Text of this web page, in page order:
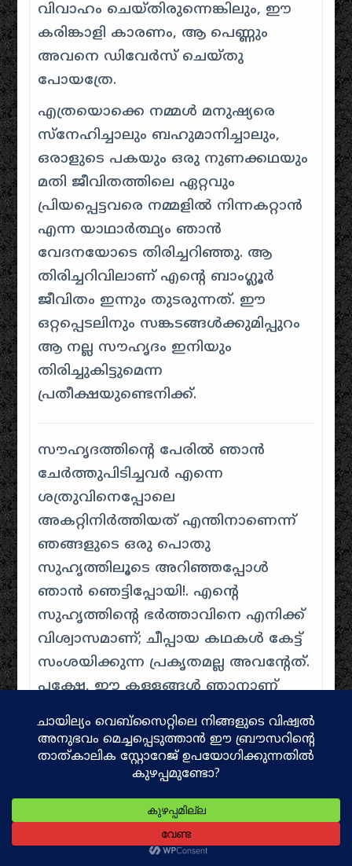
വിവാഹം ചെയ്തിരുന്നെങ്കിലും, ഈ
കരിങ്കാളി കാരണം, ആ പെണ്ണും
അവനെ ഡിവേർസ് ചെയ്തു
പോയത്രേ.
എത്രയൊക്കെ നമ്മൾ മനുഷ്യരെ
സ്നേഹിച്ചാലും ബഹുമാനിച്ചാലും,
ഒരാളുടെ പകയും ഒരു നുണക്കഥയും
മതി ജീവിതത്തിലെ ഏറ്റവും
പ്രിയപ്പെട്ടവരെ നമ്മളിൽ നിന്നകറ്റാൻ
എന്ന യാഥാർത്ഥ്യം ഞാൻ
വേദനയോടെ തിരിച്ചറിഞ്ഞു. ആ
തിരിച്ചറിവിലാണ് എൻ്റെ ബാംഗ്ലൂർ
ജീവിതം ഇന്നും തുടരുന്നത്. ഈ
ഒറ്റപ്പെടലിനും സങ്കടങ്ങൾക്കുമിപ്പുറം
ആ നല്ല സൗഹൃദം ഇനിയും
തിരിച്ചുകിട്ടുമെന്ന
പ്രതീക്ഷയുണ്ടെനിക്ക്.
സൗഹൃദത്തിൻ്റെ പേരിൽ ഞാൻ
ചേർത്തുപിടിച്ചവർ എന്നെ
ശത്രുവിനെപ്പോലെ
അകറ്റിനിർത്തിയത് എന്തിനാണെന്ന്
ഞങ്ങളുടെ ഒരു പൊതു
സുഹൃത്തിലൂടെ അറിഞ്ഞപ്പോൾ
ഞാൻ ഞെട്ടിപ്പോയി!. എൻ്റെ
സുഹൃത്തിൻ്റെ ഭർത്താവിനെ എനിക്ക്
വിശ്വാസമാണ്; ചീപ്പായ കഥകൾ കേട്ട്
സംശയിക്കുന്ന പ്രകൃതമല്ല അവന്റേത്.
പക്ഷേ, ഈ കള്ളങ്ങൾ ഞാനാണ്
പ്രചരിപ്പിച്ചത് എന്ന്അവർ
വിശ്വസിച്ചു
കാണില്ലേ എന്ന വേവലാതിയാണ്
എനിക്കിപ്പോൾ. അവർ എന്നെ
വെറുത്താലും വേണ്ടില്ല, അവരുടെ
കുടുംബത്തിൽ അശാന്തി പടർത്തുന്ന
ഒരു നിഴലായി മാറാൻ ഇനി ഞാൻ
ആഗ്രഹിക്കുന്നില്ല.